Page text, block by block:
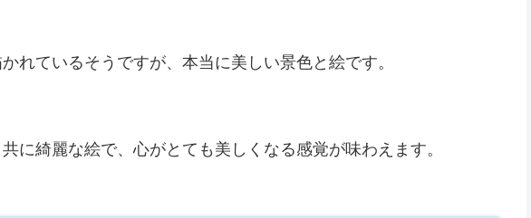
れているそうですが、本当に美しい景色と絵です。
に綺麗な絵で、心がとても美しくなる感覚が味わえます。